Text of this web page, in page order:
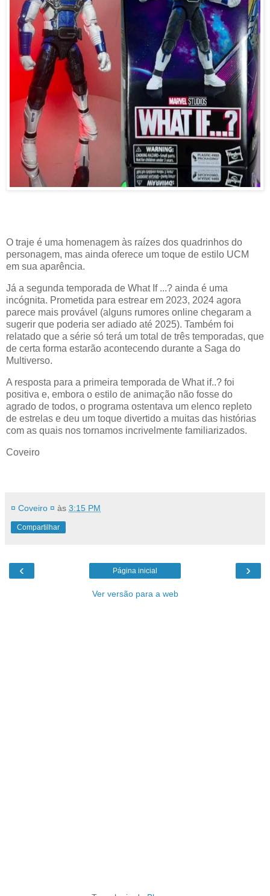
O traje é uma homenagem às raízes dos quadrinhos do
personagem, mas ainda oferece um toque de estilo UCM
em sua aparência.
Já a segunda temporada de What If ...? ainda é uma
incógnita. Prometida para estrear em 2023, 2024 agora
parece mais provável (alguns rumores online chegaram a
sugerir que poderia ser adiado até 2025). Também foi
relatado que a série só terá um total de três temporadas, que
de certa forma estarão acontecendo durante a Saga do
Multiverso.
A resposta para a primeira temporada de What if..? foi
positiva e, embora o estilo de animação não fosse do
agrado de todos, o programa ostentava um elenco repleto
de estrelas e deu um toque divertido a muitas das histórias
com as quais nos tornamos incrivelmente familiarizados.
Coveiro
¤ Coveiro ¤ às 3:15 PM
Compartilhar
‹ ›
Página inicial
Ver versão para a web